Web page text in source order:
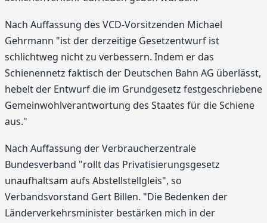
Nach Auffassung des VCD-Vorsitzenden Michael
Gehrmann "ist der derzeitige Gesetzentwurf ist
schlichtweg nicht zu verbessern. Indem er das
Schienennetz faktisch der Deutschen Bahn AG überlässt,
hebelt der Entwurf die im Grundgesetz festgeschriebene
Gemeinwohlverantwortung des Staates für die Schiene
aus."
Nach Auffassung der Verbraucherzentrale
Bundesverband "rollt das Privatisierungsgesetz
unaufhaltsam aufs Abstellstellgleis", so
Verbandsvorstand Gert Billen. "Die Bedenken der
Länderverkehrsminister bestärken mich in der